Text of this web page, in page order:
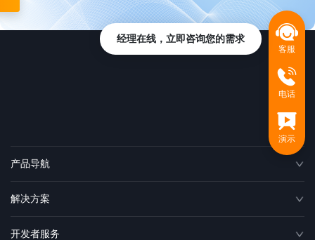
产品导航
解决方案
开发者服务
客服
电话
演示
经理在线，立即咨询您的需求